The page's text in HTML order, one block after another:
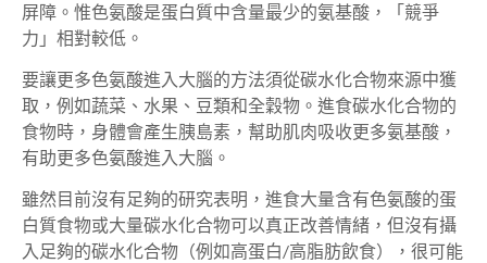
屏障。惟色氨酸是蛋白質中含量最少的氨基酸，「競爭
力」相對較低。
要讓更多色氨酸進入大腦的方法須從碳水化合物來源中獲
取，例如蔬菜、水果、豆類和全穀物。進食碳水化合物的
食物時，身體會產生胰島素，幫助肌肉吸收更多氨基酸，
有助更多色氨酸進入大腦。
雖然目前沒有足夠的研究表明，進食大量含有色氨酸的蛋
白質食物或大量碳水化合物可以真正改善情緒，但沒有攝
入足夠的碳水化合物（例如高蛋白/高脂肪飲食），很可能